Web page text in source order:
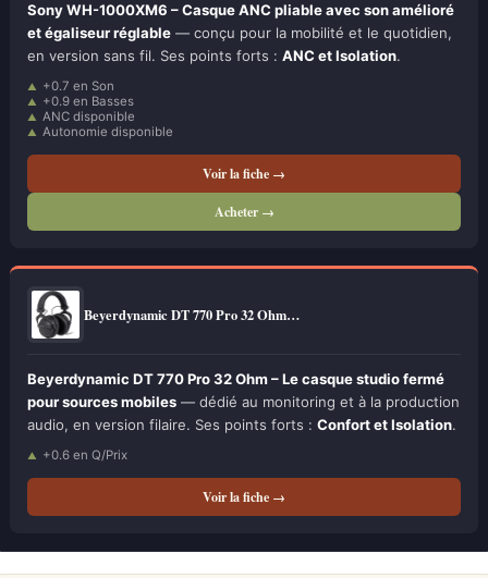
Sony WH-1000XM6 – Casque ANC pliable avec son amélioré
et égaliseur réglable — conçu pour la mobilité et le quotidien,
en version sans fil. Ses points forts : ANC et Isolation.
+0.7 en Son
+0.9 en Basses
ANC disponible
Autonomie disponible
Voir la fiche →
Acheter →
Beyerdynamic DT 770 Pro 32 Ohm…
Beyerdynamic DT 770 Pro 32 Ohm – Le casque studio fermé
pour sources mobiles — dédié au monitoring et à la production
audio, en version filaire. Ses points forts : Confort et Isolation.
+0.6 en Q/Prix
Voir la fiche →